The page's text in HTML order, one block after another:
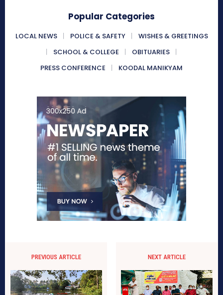
Popular Categories
LOCAL NEWS POLICE & SAFETY
WISHES & GREETINGS
SCHOOL & COLLEGE
OBITUARIES
PRESS CONFERENCE
KOODAL MANIKYAM
PREVIOUS ARTICLE NEXT ARTICLE